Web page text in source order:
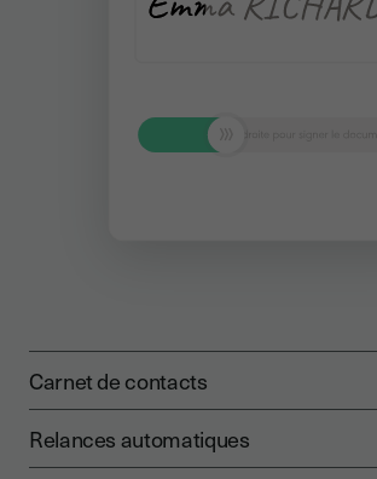
Carnet de contacts
Relances automatiques